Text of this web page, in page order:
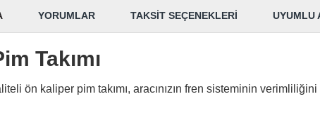
YORUMLAR TAKSIT SEÇENEKLERI UYUMLU
Takımı
ön kaliper pim takımı, aracınızın fren sisteminin